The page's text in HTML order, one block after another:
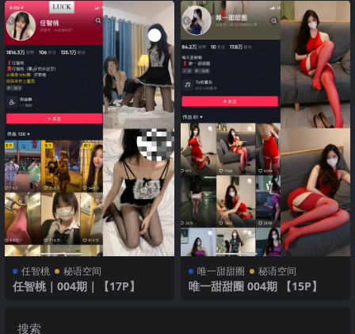
任智桃 秘语空间
任智桃｜004期｜【17P】
唯一甜甜圈 秘语空间
唯一甜甜圈 004期 【15P】
搜索